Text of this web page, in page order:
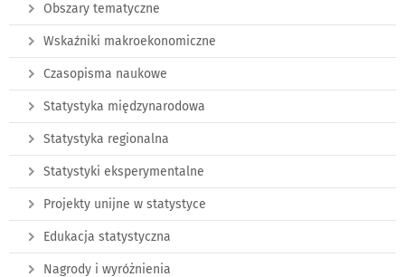
Obszary tematyczne
Wskaźniki makroekonomiczne
Czasopisma naukowe
Statystyka międzynarodowa
Statystyka regionalna
Statystyki eksperymentalne
Projekty unijne w statystyce
Edukacja statystyczna
Nagrody i wyróżnienia